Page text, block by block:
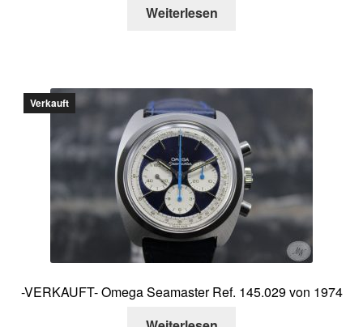
Weiterlesen
Verkauft
-VERKAUFT- Omega Seamaster Ref. 145.029 von 1974